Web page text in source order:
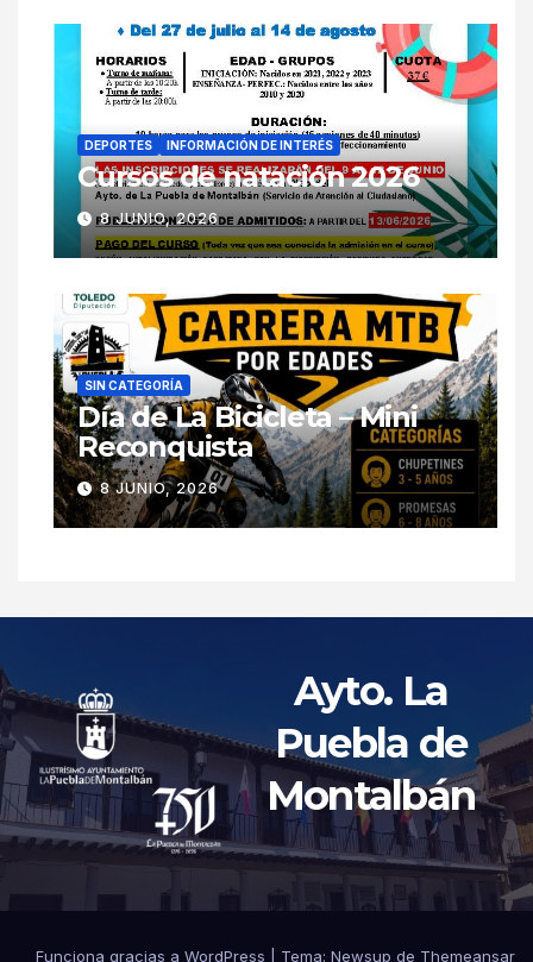
DEPORTES INFORMACIÓN DE INTERÉS
Cursos de natación 2026
8 JUNIO, 2026
SIN CATEGORÍA
Día de La Bicicleta – Mini
Reconquista
8 JUNIO, 2026
Ayto. La
Puebla de
Montalbán
Funciona gracias a WordPress Tema: Newsup de Themeansar